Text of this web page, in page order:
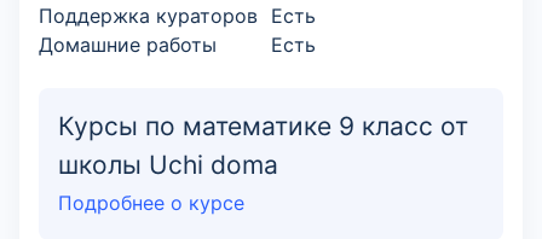
Поддержка кураторов Есть
Домашние работы
Есть
Курсы по математике 9 класс от
школы Uchi doma
Подробнее о курсе